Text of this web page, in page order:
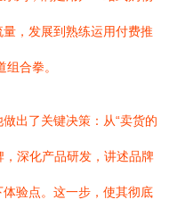
，发展到熟练运用付费推
合拳。
出了关键决策：从“卖货的
，深化产品研发，讲述品牌
验点。这一步，使其彻底